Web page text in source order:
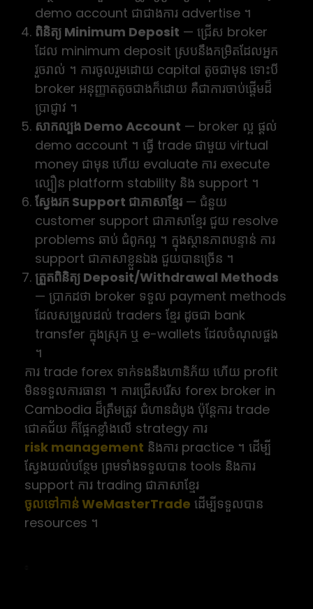
demo account ជាជាងការ advertise ។
ពិនិត្យ Minimum Deposit — ជ្រើស broker
ដែល minimum deposit ស្របនឹងកម្រិតដែលអ្នក
រួចរាល់ ។ ការចូលរួមដោយ capital តូចជាមុន ទោះបី
broker អនុញ្ញាតតូចជាងក៏ដោយ គឺជាការចាប់ផ្តើមដ៏
ប្រាជ្ញាវ ។
សាកល្បង Demo Account — broker ល្អ ផ្តល់
demo account ។ ធ្វើ trade ជាមួយ virtual
money ជាមុន ហើយ evaluate ការ execute
ល្បឿន platform stability និង support ។
ស្វែងរក Support ជាភាសាខ្មែរ — ជំនួយ
customer support ជាភាសាខ្មែរ ជួយ resolve
problems ឆាប់ ជំពូកល្អ ។ ក្នុងស្ថានភាពបន្ទាន់ ការ
support ជាភាសាខ្លួនឯង ជួយបានច្រើន ។
ត្រួតពិនិត្យ Deposit/Withdrawal Methods
— ប្រាកដថា broker ទទួល payment methods
ដែលសម្រួលដល់ traders ខ្មែរ ដូចជា bank
transfer ក្នុងស្រុក ឬ e-wallets ដែលចំណុលផ្ចង
។
ការ trade forex ទាក់ទងនឹងហានិភ័យ ហើយ profit
មិនទទួលការធានា ។ ការជ្រើសរើស forex broker in
Cambodia ដ៏ត្រឹមត្រូវ ជំហានដំបូង ប៉ុន្តែការ trade
ជោគជ័យ ក៏ផ្អែកខ្លាំងលើ strategy ការ
risk management និងការ practice ។ ដើម្បី
ស្វែងយល់បន្ថែម ព្រមទាំងទទួលបាន tools និងការ
support ការ trading ជាភាសាខ្មែរ
ចូលទៅកាន់ WeMasterTrade ដើម្បីទទួលបាន
resources ។